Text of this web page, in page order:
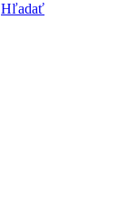
Hľadať